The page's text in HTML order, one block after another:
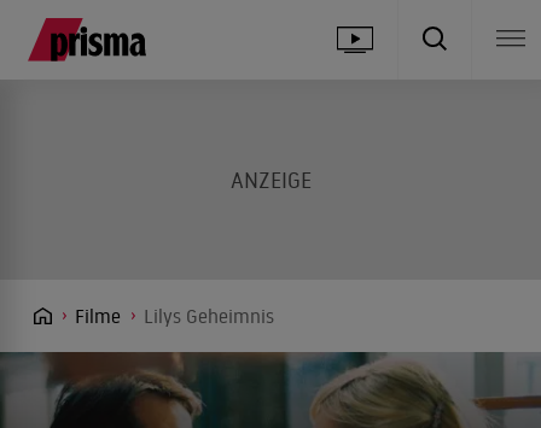
Filme Lilys Geheimnis